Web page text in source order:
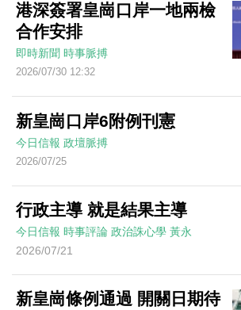
港深簽署皇崗口岸一地兩檢
合作安排
即時新聞 時事脈搏
2026/07/30 12:32
新皇崗口岸6附例刊憲
今日信報 政壇脈搏
2026/07/25
行政主導 就是結果主導
今日信報 時事評論 政治誅心學 黃永
2026/07/21
新皇崗條例通過 開關日期待